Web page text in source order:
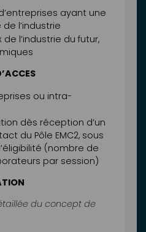
ayant une
l’industrie
l’industrie du futur,
ou intra-
dès réception d’un
du Pôle EMC2, sous
(nombre de
par session)
du concept de